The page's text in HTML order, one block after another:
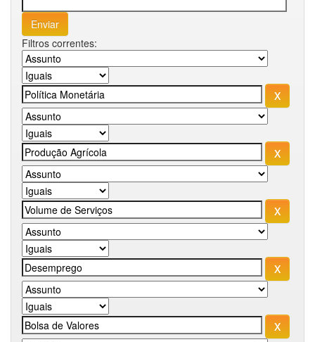
Filtros correntes: